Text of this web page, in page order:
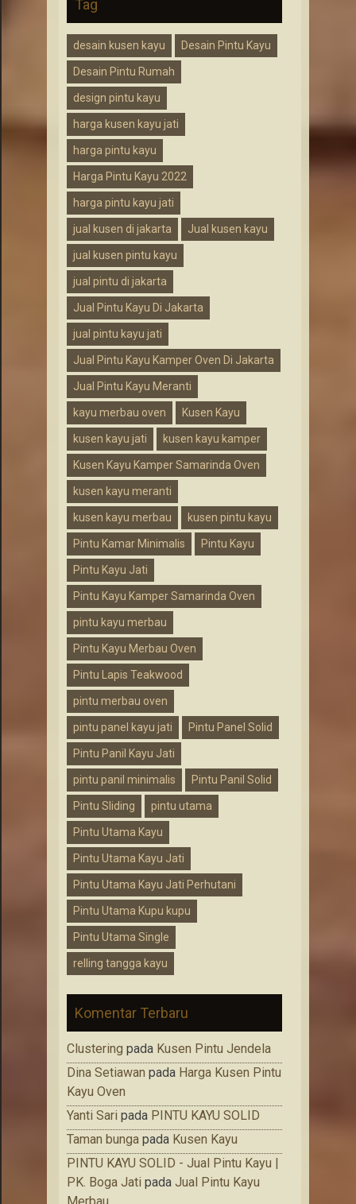
Tag
desain kusen kayu Desain Pintu Kayu
Desain Pintu Rumah
design pintu kayu
harga kusen kayu jati
harga pintu kayu
Harga Pintu Kayu 2022
harga pintu kayu jati
jual kusen di jakarta Jual kusen kayu
jual kusen pintu kayu
jual pintu di jakarta
Jual Pintu Kayu Di Jakarta
jual pintu kayu jati
Jual Pintu Kayu Kamper Oven Di Jakarta
Jual Pintu Kayu Meranti
kayu merbau oven Kusen Kayu
kusen kayu jati kusen kayu kamper
Kusen Kayu Kamper Samarinda Oven
kusen kayu meranti
kusen kayu merbau kusen pintu kayu
Pintu Kamar Minimalis Pintu Kayu
Pintu Kayu Jati
Pintu Kayu Kamper Samarinda Oven
pintu kayu merbau
Pintu Kayu Merbau Oven
Pintu Lapis Teakwood
pintu merbau oven
pintu panel kayu jati Pintu Panel Solid
Pintu Panil Kayu Jati
pintu panil minimalis Pintu Panil Solid
Pintu Sliding pintu utama
Pintu Utama Kayu
Pintu Utama Kayu Jati
Pintu Utama Kayu Jati Perhutani
Pintu Utama Kupu kupu
Pintu Utama Single
relling tangga kayu
Komentar Terbaru
Clustering pada Kusen Pintu Jendela
Dina Setiawan pada Harga Kusen Pintu
Kayu Oven
Yanti Sari pada PINTU KAYU SOLID
Taman bunga pada Kusen Kayu
PINTU KAYU SOLID - Jual Pintu Kayu |
PK. Boga Jati pada Jual Pintu Kayu